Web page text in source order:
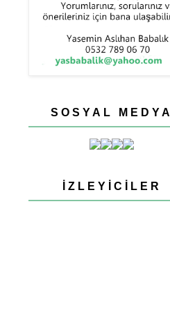
SOSYAL MEDYA
İZLEYICILER